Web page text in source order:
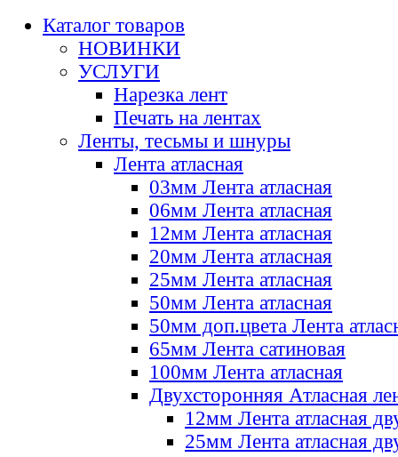
Каталог товаров
НОВИНКИ
УСЛУГИ
Нарезка лент
Печать на лентах
Ленты, тесьмы и шнуры
Лента атласная
03мм Лента атласная
06мм Лента атласная
12мм Лента атласная
20мм Лента атласная
25мм Лента атласная
50мм Лента атласная
50мм доп.цвета Лента
65мм Лента сатиновая
100мм Лента атласная
Двухсторонняя Атласная
12мм Лента атласная
25мм Лента атласная